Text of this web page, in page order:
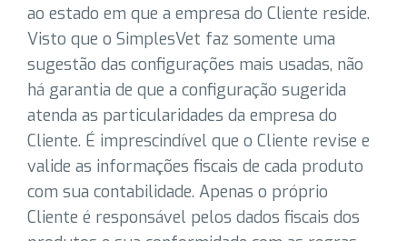
ao estado em que a empresa do Cliente reside.
Visto que o SimplesVet faz somente uma
sugestão das configurações mais usadas, não
há garantia de que a configuração sugerida
atenda as particularidades da empresa do
Cliente. É imprescindível que o Cliente revise e
valide as informações fiscais de cada produto
com sua contabilidade. Apenas o próprio
Cliente é responsável pelos dados fiscais dos